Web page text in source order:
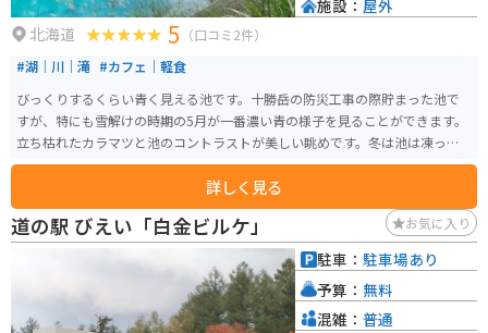
北海道 5 （口コミ2件）
#湖｜川｜滝 #カフェ｜軽食
びっくりするくらい青く見える池です。十勝岳の防災工事の際貯まった池で
すが、特にも雪解けの時期の5月が一番濃い青の様子を見ることができます。
立ち枯れたカラマツと池のコントラストが美しい眺めです。冬は池は凍って
しまいますが、11月からライトアップもされるので、雪と池のコラボも見ど
詳しく見る
施設： 屋外
道の駅 びえい「白金ビルケ」 お気に入り
駐車： 駐車場あり
予算： 無料
混雑： 普通